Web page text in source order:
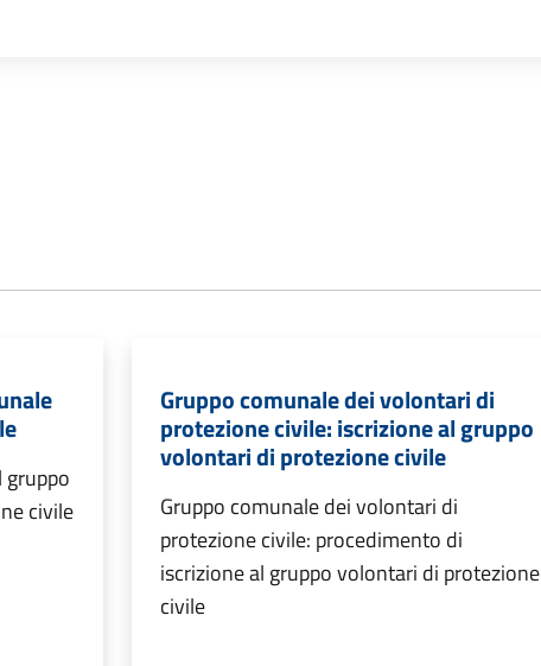
civile
Gruppo comunale dei volontari di
protezione civile: iscrizione al gruppo
volontari di protezione civile
Gruppo comunale dei volontari di
protezione civile: procedimento di
iscrizione al gruppo volontari di protezione
civile